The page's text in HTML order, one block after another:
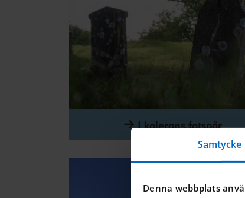
Samtycke
Denna webbplats
I kolerans fotspår